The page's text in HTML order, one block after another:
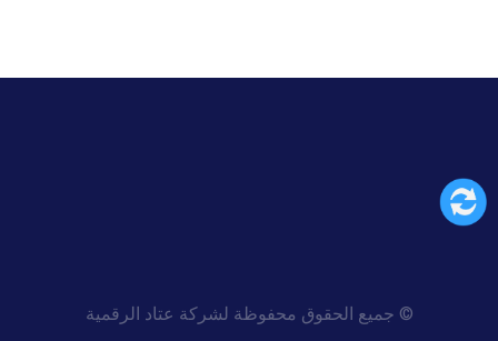
© جمیع الحقوق محفوظة لشركة عتاد الرقمية